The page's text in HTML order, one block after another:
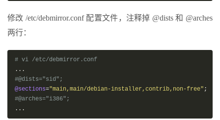
修改 /etc/debmirror.conf 配置文件，注释掉 @dists 和 @arches
两行：
# vi /etc/debmirror.conf
...
#@dists="sid";
@sections="main,main/debian-installer,contrib,non-free" ;
#@arches="i386";
...